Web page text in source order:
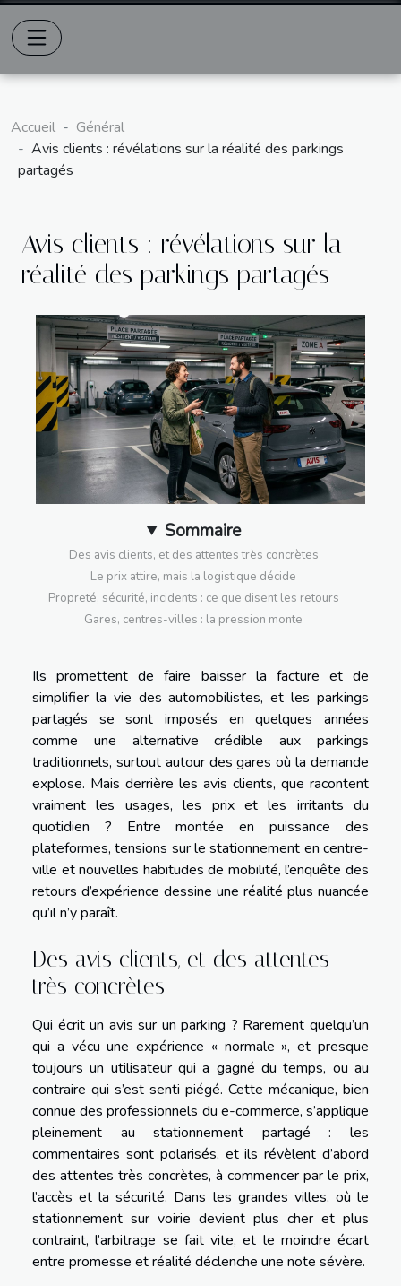
Accueil
Général
Avis clients : révélations sur la réalité des parkings
partagés
Avis clients : révélations sur la
réalité des parkings partagés
Sommaire
Des avis clients, et des attentes très concrètes
Le prix attire, mais la logistique décide
Propreté, sécurité, incidents : ce que disent les retours
Gares, centres-villes : la pression monte
Ils promettent de faire baisser la facture et de
simplifier la vie des automobilistes, et les parkings
partagés se sont imposés en quelques années
comme une alternative crédible aux parkings
traditionnels, surtout autour des gares où la demande
explose. Mais derrière les avis clients, que racontent
vraiment les usages, les prix et les irritants du
quotidien ? Entre montée en puissance des
plateformes, tensions sur le stationnement en centre-
ville et nouvelles habitudes de mobilité, l’enquête des
retours d’expérience dessine une réalité plus nuancée
qu’il n’y paraît.
Des avis clients, et des attentes
très concrètes
Qui écrit un avis sur un parking ? Rarement quelqu’un
qui a vécu une expérience « normale », et presque
toujours un utilisateur qui a gagné du temps, ou au
contraire qui s’est senti piégé. Cette mécanique, bien
connue des professionnels du e-commerce, s’applique
pleinement au stationnement partagé : les
commentaires sont polarisés, et ils révèlent d’abord
des attentes très concrètes, à commencer par le prix,
l’accès et la sécurité. Dans les grandes villes, où le
stationnement sur voirie devient plus cher et plus
contraint, l’arbitrage se fait vite, et le moindre écart
entre promesse et réalité déclenche une note sévère.